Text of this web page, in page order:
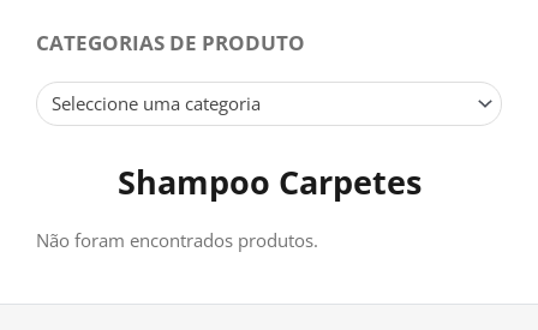
CATEGORIAS DE PRODUTO
Seleccione uma categoria
Shampoo Carpetes
Não foram encontrados produtos.